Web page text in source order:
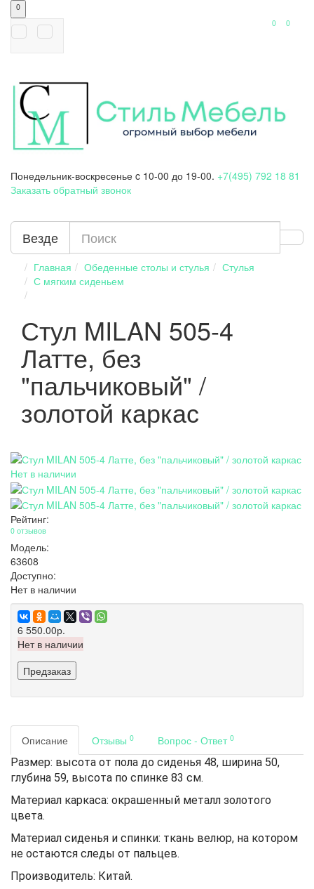
0
0
0
Понедельник-воскресенье c 10-00 до 19-00. +7(495) 792 18 81
Заказать обратный звонок
Везде
Главная Обеденные столы и стулья
Стулья
С мягким сиденьем
Стул MILAN 505-4
Латте, без
"пальчиковый" /
золотой каркас
Нет в наличии
Рейтинг:
0 отзывов
Модель:
63608
Доступно:
Нет в наличии
6 550.00р.
Нет в наличии
Предзаказ
Описание Отзывы 0 Вопрос - Ответ 0
Размер: высота от пола до сиденья 48, ширина 50,
глубина 59, высота по спинке 83 см.
Материал каркаса: окрашенный металл золотого
цвета.
Материал сиденья и спинки: ткань велюр, на котором
не остаются следы от пальцев.
Производитель: Китай.